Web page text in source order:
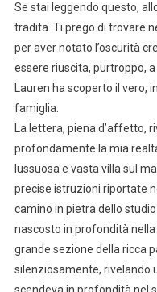
Se stai leggendo questo,
tradita. Ti prego di trovare
per aver notato l’oscurità
essere riuscita, purtroppo,
Lauren ha scoperto il vero,
famiglia.
La lettera, piena d’affetto,
profondamente la mia
lussuosa e vasta villa sul
precise istruzioni riportate
camino in pietra dello
nascosto in profondità
grande sezione della ricca
silenziosamente, rivelando